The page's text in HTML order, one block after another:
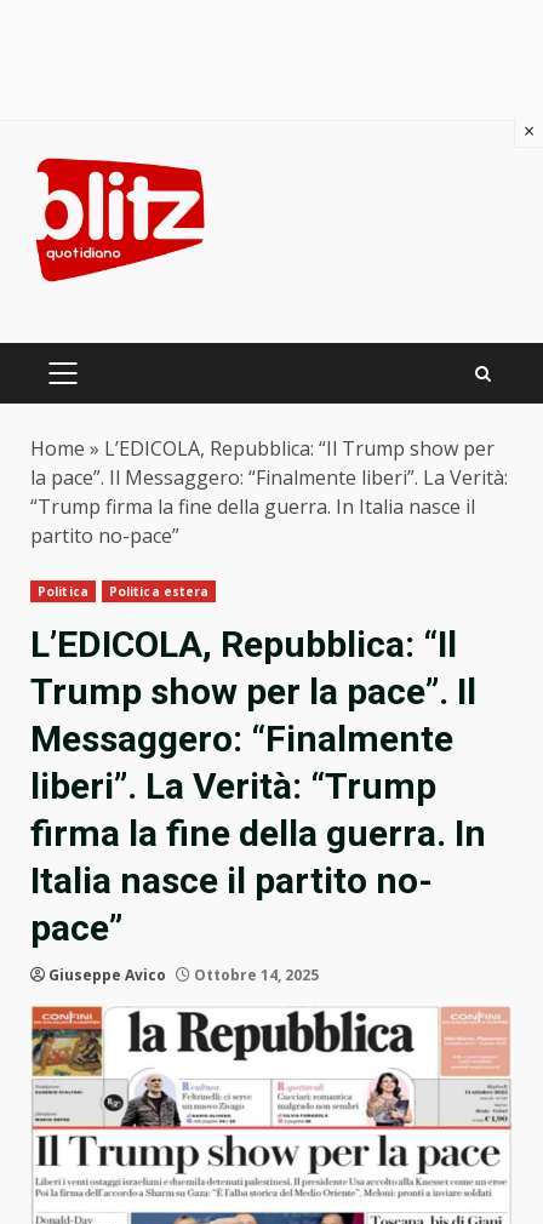
content
PRIMARY
Home » L’EDICOLA, Repubblica: “Il Trump show per
la pace”. Il Messaggero: “Finalmente liberi”. La Verità:
“Trump firma la fine della guerra. In Italia nasce il
partito no-pace”
Politica Politica estera
L’EDICOLA, Repubblica: “Il
Trump show per la pace”. Il
Messaggero: “Finalmente
liberi”. La Verità: “Trump
firma la fine della guerra. In
Italia nasce il partito no-
pace”
Giuseppe Avico Ottobre 14, 2025
×